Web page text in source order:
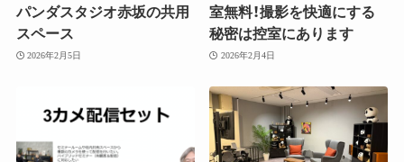
パンダスタジオ赤坂の共用
スペース
2026年2月5日
室無料！撮影を快適にする
秘密は控室にあります
2026年2月4日